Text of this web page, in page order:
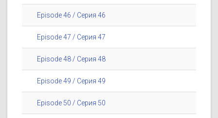
Episode 46 / Серия 46
Episode 47 / Серия 47
Episode 48 / Серия 48
Episode 49 / Серия 49
Episode 50 / Серия 50